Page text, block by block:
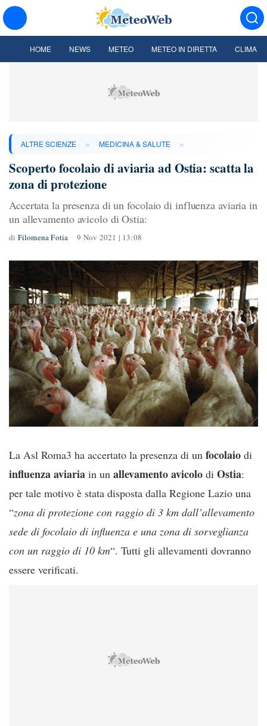
HOME NEWS METEO METEO IN DIRETTA CLIMA
ALTRE SCIENZE » MEDICINA & SALUTE »
Scoperto focolaio di aviaria ad Ostia: scatta la
zona di protezione
Accertata la presenza di un focolaio di influenza aviaria in
un allevamento avicolo di Ostia:
di Filomena Fotia 9 Nov 2021 | 13:08
La Asl Roma3 ha accertato la presenza di un focolaio di
influenzaaviaria in un allevamento avicolo di Ostia:
per tale motivo è stata disposta dalla Regione Lazio una
“zona di protezione con raggio di 3 km dall’allevamento
sede di focolaio di influenza e una zona di sorveglianza
con un raggio di 10 km“. Tutti gli allevamenti dovranno
essere verificati.